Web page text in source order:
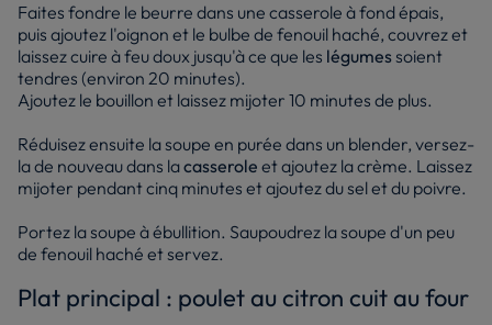
Faites fondre le beurre dans une casserole à fond épais,
puis ajoutez l'oignon et le bulbe de fenouil haché, couvrez et
laissez cuire à feu doux jusqu'à ce que les légumessoient
tendres (environ 20 minutes).
Ajoutez le bouillon et laissez mijoter 10 minutes de plus.
Réduisez ensuite la soupe en purée dans un blender, versez-
la de nouveau dans lacasserole et ajoutez la crème. Laissez
mijoter pendant cinq minutes et ajoutez du sel et du poivre.
Portez la soupe à ébullition. Saupoudrez la soupe d'un peu
de fenouil haché et servez.
Plat principal : poulet au citron cuit au four